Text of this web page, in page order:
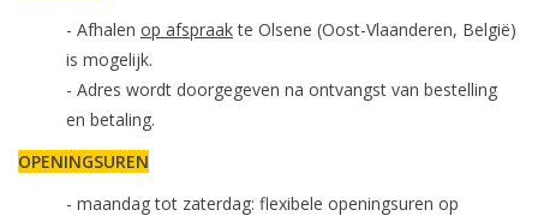
- Afhalen op afspraakte Olsene (Oost-Vlaanderen, België)
is mogelijk.
- Adres wordt doorgegeven na ontvangst van bestelling
en betaling.
OPENINGSUREN
- maandag tot zaterdag: flexibele openingsuren op